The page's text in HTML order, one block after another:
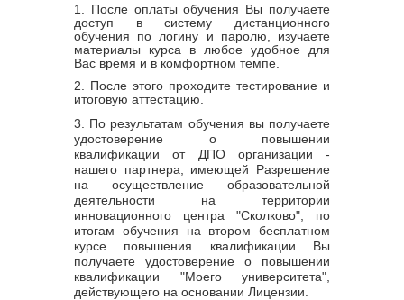
1. После оплаты обучения Вы получаете
доступ в систему дистанционного
обучения по логину и паролю, изучаете
материалы курса в любое удобное для
Вас время и в комфортном темпе.
2. После этого проходите тестирование и
итоговую аттестацию.
3. По результатам обучения вы получаете
удостоверение о повышении
квалификации от ДПО организации -
нашего партнера, имеющей Разрешение
на осуществление образовательной
деятельности на территории
инновационного центра "Сколково", по
итогам обучения на втором бесплатном
курсе повышения квалификации Вы
получаете удостоверение о повышении
квалификации "Моего университета",
действующего на основании Лицензии